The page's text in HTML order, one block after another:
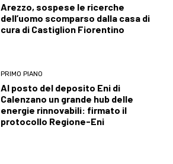
Arezzo, sospese le ricerche
dell’uomo scomparso dalla casa di
cura di Castiglion Fiorentino
PRIMO PIANO
Al posto del deposito Eni di
Calenzano un grande hub delle
energie rinnovabili: firmato il
protocollo Regione-Eni